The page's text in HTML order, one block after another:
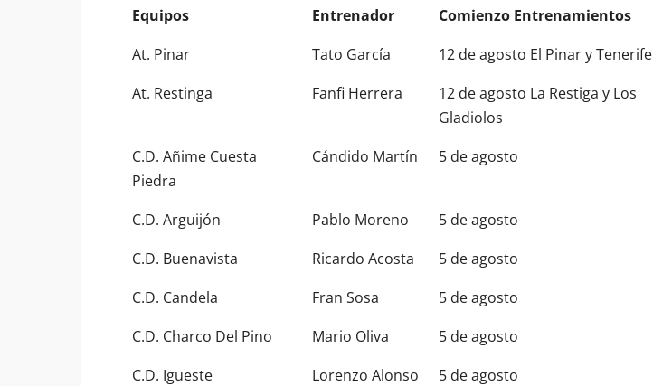
Equipos Entrenador Comienzo Entrenamientos
At. Pinar
Tato García 12 de agosto El Pinar y Tenerife
At. Restinga
Fanfi Herrera
12 de agosto La Restiga y Los
Gladiolos
C.D. Añime Cuesta
Piedra
Cándido Martín 5 de agosto
C.D. Arguijón Pablo Moreno 5 de agosto
C.D. Buenavista
Ricardo Acosta 5 de agosto
C.D. Candela
Fran Sosa 5 de agosto
C.D. Charco Del Pino
Mario Oliva 5 de agosto
C.D. Igueste
Lorenzo Alonso 5 de agosto